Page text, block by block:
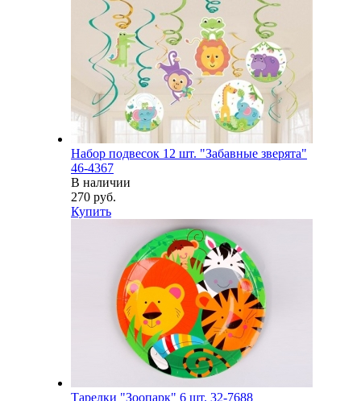
Набор подвесок 12 шт. "Забавные зверята"
46-4367
В наличии
270 руб.
Купить
Тарелки "Зоопарк" 6 шт. 32-7688